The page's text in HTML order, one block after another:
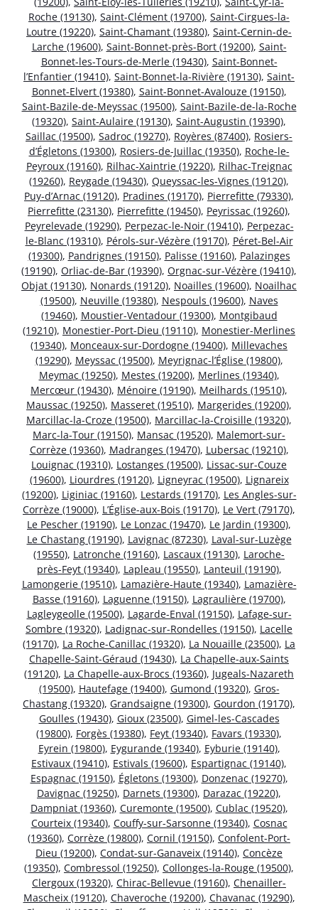
Roche (19130), Saint-Clément (19700), Saint-Cirgues-la-
Loutre (19220), Saint-Chamant (19380), Saint-Cernin-de-
Larche (19600), Saint-Bonnet-près-Bort (19200), Saint-
Bonnet-les-Tours-de-Merle (19430), Saint-Bonnet-
l’Enfantier (19410), Saint-Bonnet-la-Rivière (19130), Saint-
Bonnet-Elvert (19380), Saint-Bonnet-Avalouze (19150),
Saint-Bazile-de-Meyssac (19500), Saint-Bazile-de-la-Roche
(19320), Saint-Aulaire (19130), Saint-Augustin (19390),
Saillac (19500), Sadroc (19270), Royères (87400), Rosiers-
d’Égletons (19300), Rosiers-de-Juillac (19350), Roche-le-
Peyroux (19160), Rilhac-Xaintrie (19220), Rilhac-Treignac
(19260), Reygade (19430), Queyssac-les-Vignes (19120),
Puy-d’Arnac (19120), Pradines (19170), Pierrefitte (79330),
Pierrefitte (23130), Pierrefitte (19450), Peyrissac (19260),
Peyrelevade (19290), Perpezac-le-Noir (19410), Perpezac-
le-Blanc (19310), Pérols-sur-Vézère (19170), Péret-Bel-Air
(19300), Pandrignes (19150), Palisse (19160), Palazinges
(19190), Orliac-de-Bar (19390), Orgnac-sur-Vézère (19410),
Objat (19130), Nonards (19120), Noailles (19600), Noailhac
(19500), Neuville (19380), Nespouls (19600), Naves
(19460), Moustier-Ventadour (19300), Montgibaud
(19210), Monestier-Port-Dieu (19110), Monestier-Merlines
(19340), Monceaux-sur-Dordogne (19400), Millevaches
(19290), Meyssac (19500), Meyrignac-l’Église (19800),
Meymac (19250), Mestes (19200), Merlines (19340),
Mercœur (19430), Ménoire (19190), Meilhards (19510),
Maussac (19250), Masseret (19510), Margerides (19200),
Marcillac-la-Croze (19500), Marcillac-la-Croisille (19320),
Marc-la-Tour (19150), Mansac (19520), Malemort-sur-
Corrèze (19360), Madranges (19470), Lubersac (19210),
Louignac (19310), Lostanges (19500), Lissac-sur-Couze
(19600), Liourdres (19120), Ligneyrac (19500), Lignareix
(19200), Liginiac (19160), Lestards (19170), Les Angles-sur-
Corrèze (19000), L’Église-aux-Bois (19170), Le Vert (79170),
Le Pescher (19190), Le Lonzac (19470), Le Jardin (19300),
Le Chastang (19190), Lavignac (87230), Laval-sur-Luzège
(19550), Latronche (19160), Lascaux (19130), Laroche-
près-Feyt (19340), Lapleau (19550), Lanteuil (19190),
Lamongerie (19510), Lamazière-Haute (19340), Lamazière-
Basse (19160), Laguenne (19150), Lagraulière (19700),
Lagleygeolle (19500), Lagarde-Enval (19150), Lafage-sur-
Sombre (19320), Ladignac-sur-Rondelles (19150), Lacelle
(19170), La Roche-Canillac (19320), La Nouaille (23500), La
Chapelle-Saint-Géraud (19430), La Chapelle-aux-Saints
(19120), La Chapelle-aux-Brocs (19360), Jugeals-Nazareth
(19500), Hautefage (19400), Gumond (19320), Gros-
Chastang (19320), Grandsaigne (19300), Gourdon (19170),
Goulles (19430), Gioux (23500), Gimel-les-Cascades
(19800), Forgès (19380), Feyt (19340), Favars (19330),
Eyrein (19800), Eygurande (19340), Eyburie (19140),
Estivaux (19410), Estivals (19600), Espartignac (19140),
Espagnac (19150), Égletons (19300), Donzenac (19270),
Davignac (19250), Darnets (19300), Darazac (19220),
Dampniat (19360), Curemonte (19500), Cublac (19520),
Courteix (19340), Couffy-sur-Sarsonne (19340), Cosnac
(19360), Corrèze (19800), Cornil (19150), Confolent-Port-
Dieu (19200), Condat-sur-Ganaveix (19140), Concèze
(19350), Combressol (19250), Collonges-la-Rouge (19500),
Clergoux (19320), Chirac-Bellevue (19160), Chenailler-
Mascheix (19120), Chaveroche (19200), Chavanac (19290),